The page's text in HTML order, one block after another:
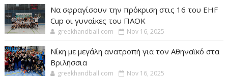
Να σφραγίσουν την πρόκριση στις 16 του EHF
Cup οι γυναίκες του ΠΑΟΚ
greekhandball.com Nov 16, 2025
Νίκη με μεγάλη ανατροπή για τον Αθηναϊκό στα
Βριλήσσια
greekhandball.com Nov 16, 2025